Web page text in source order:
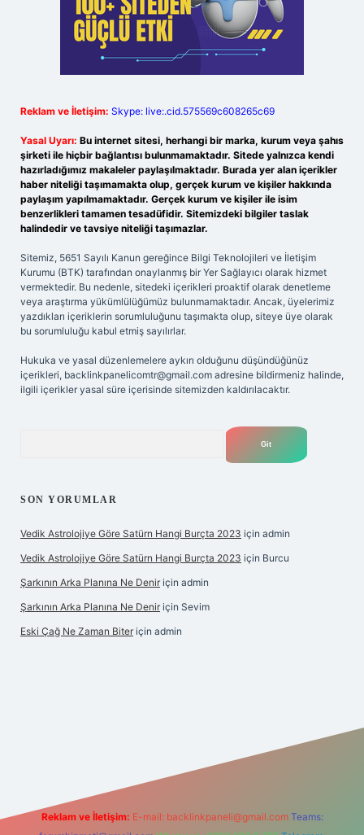
Reklam ve İletişim: Skype: live:.cid.575569c608265c69
Yasal Uyarı: Bu internet sitesi, herhangi bir marka, kurum veya şahıs
şirketi ile hiçbir bağlantısı bulunmamaktadır. Sitede yalnızca kendi
hazırladığımız makaleler paylaşılmaktadır. Burada yer alan içerikler
haber niteliği taşımamakta olup, gerçek kurum ve kişiler hakkında
paylaşım yapılmamaktadır. Gerçek kurum ve kişiler ile isim
benzerlikleri tamamen tesadüfidir. Sitemizdeki bilgiler taslak
halindedir ve tavsiye niteliği taşımazlar.
Sitemiz, 5651 Sayılı Kanun gereğince Bilgi Teknolojileri ve İletişim
Kurumu (BTK) tarafından onaylanmış bir Yer Sağlayıcı olarak hizmet
vermektedir. Bu nedenle, sitedeki içerikleri proaktif olarak denetleme
veya araştırma yükümlülüğümüz bulunmamaktadır. Ancak, üyelerimiz
yazdıkları içeriklerin sorumluluğunu taşımakta olup, siteye üye olarak
bu sorumluluğu kabul etmiş sayılırlar.
Hukuka ve yasal düzenlemelere aykırı olduğunu düşündüğünüz
içerikleri, backlinkpanelicomtr@gmail.com adresine bildirmeniz halinde,
ilgili içerikler yasal süre içerisinde sitemizden kaldırılacaktır.
SON YORUMLAR
Vedik Astrolojiye Göre Satürn Hangi Burçta 2023 için admin
Vedik Astrolojiye Göre Satürn Hangi Burçta 2023 için Burcu
Şarkının Arka Planına Ne Denir için admin
Şarkının Arka Planına Ne Denir için Sevim
Eski Çağ Ne Zaman Biter için admin
Reklam ve İletişim: E-mail: backlinkpaneli@gmail.com Teams: